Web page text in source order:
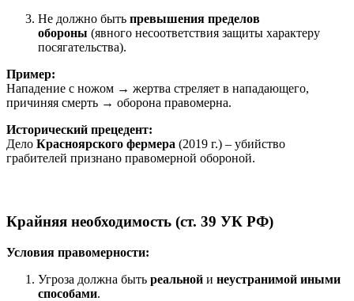
Не должно быть превышения пределов
обороны (явного несоответствия защиты характеру
посягательства).
Пример:
Нападение с ножом → жертва стреляет в нападающего,
причиняя смерть → оборона правомерна.
Исторический прецедент:
Дело Красноярского фермера (2019 г.) – убийство
грабителей признано правомерной обороной.
Крайняя необходимость (ст. 39 УК РФ)
Условия правомерности:
Угроза должна быть реальной и неустранимой иными
способами.